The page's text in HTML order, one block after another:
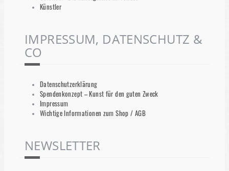
Künstler
IMPRESSUM, DATENSCHUTZ &
CO
Datenschutzerklärung
Spendenkonzept – Kunst für den guten Zweck
Impressum
Wichtige Informationen zum Shop / AGB
NEWSLETTER